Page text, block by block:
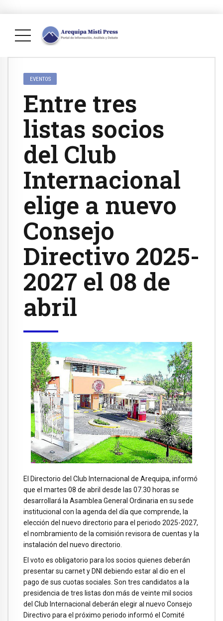
EVENTOS
Entre tres
listas socios
del Club
Internacional
elige a nuevo
Consejo
Directivo 2025-
2027 el 08 de
abril
El Directorio del Club Internacional de Arequipa, informó
que el martes 08 de abril desde las 07.30 horas se
desarrollará la Asamblea General Ordinaria en su sede
institucional con la agenda del día que comprende, la
elección del nuevo directorio para el periodo 2025-2027,
el nombramiento de la comisión revisora de cuentas y la
instalación del nuevo directorio.
El voto es obligatorio para los socios quienes deberán
presentar su carnet y DNI debiendo estar al dio en el
pago de sus cuotas sociales. Son tres candidatos a la
presidencia de tres listas don más de veinte mil socios
del Club Internacional deberán elegir al nuevo Consejo
Directivo para el próximo periodo informó el Comité